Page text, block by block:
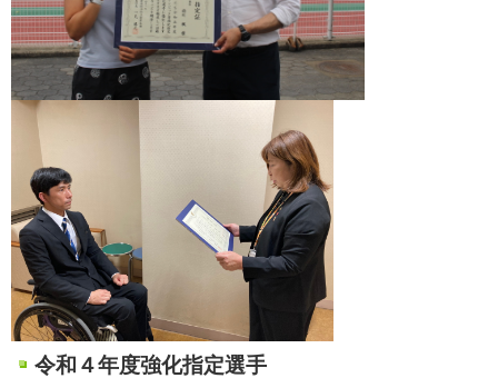
令和４年度強化指定選手